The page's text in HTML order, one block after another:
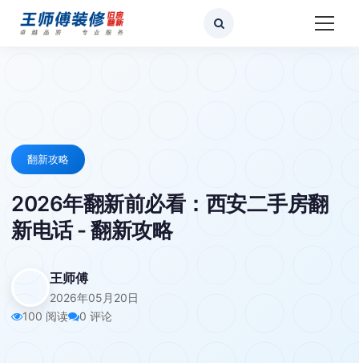
翻新攻略
2026年翻新前必看：西安二手房翻
新电话 - 翻新攻略
王师傅
2026年05月20日
100 阅读
0 评论